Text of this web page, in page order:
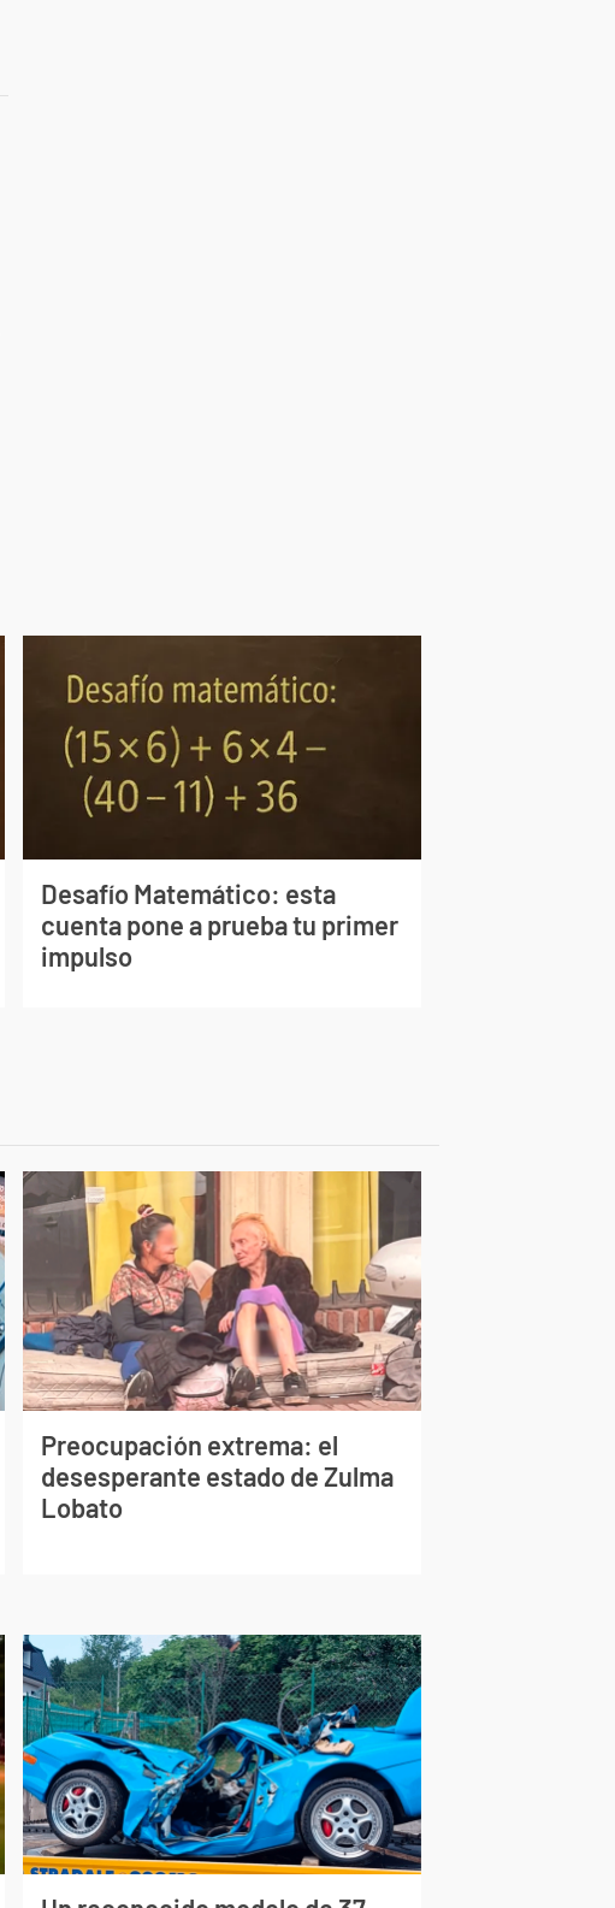
Desafío Matemático: esta
cuenta pone a prueba tu primer
impulso
Preocupación extrema: el
desesperante estado de Zulma
Lobato